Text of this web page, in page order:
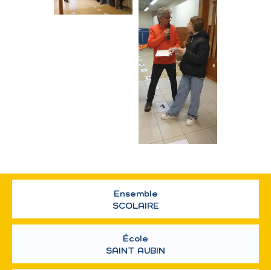
Ensemble
SCOLAIRE
École
SAINT AUBIN